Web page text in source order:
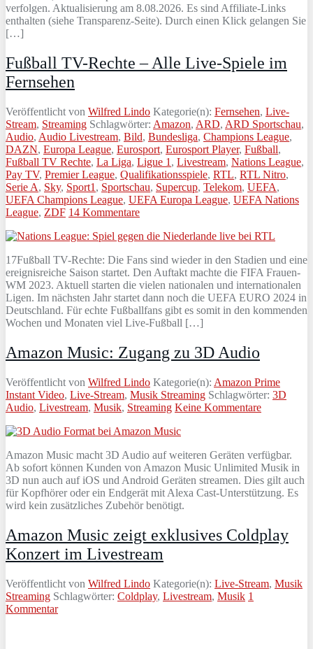
verfolgen. Aktualisierung am 8.08.2026. Es sind Affiliate-Links
enthalten (siehe Transparenz-Seite). Durch einen Klick gelangen Sie
[…]
Fußball TV-Rechte – Alle Live-Spiele im
Fernsehen
Veröffentlicht von Wilfred Lindo Kategorie(n): Fernsehen, Live-
Stream, Streaming Schlagwörter: Amazon, ARD, ARD Sportschau,
Audio, Audio Livestream, Bild, Bundesliga, Champions League,
DAZN, Europa League, Eurosport, Eurosport Player, Fußball,
Fußball TV Rechte, La Liga, Ligue 1 , Livestream, Nations League,
Pay TV, Premier League, Qualifikationsspiele, RTL, RTL Nitro,
Serie A, Sky, Sport1 , Sportschau, Supercup, Telekom, UEFA,
UEFA Champions League, UEFA Europa League, UEFA Nations
League, ZDF 14 Kommentare
17Fußball TV-Rechte: Die Fans sind wieder in den Stadien und eine
ereignisreiche Saison startet. Den Auftakt machte die FIFA Frauen-
WM 2023. Aktuell starten die vielen nationalen und internationalen
Ligen. Im nächsten Jahr startet dann noch die UEFA EURO 2024 in
Deutschland. Für echte Fußballfans gibt es somit in den kommenden
Wochen und Monaten viel Live-Fußball […]
Amazon Music: Zugang zu 3D Audio
Veröffentlicht von Wilfred Lindo Kategorie(n): Amazon Prime
Instant Video, Live-Stream, Musik Streaming Schlagwörter: 3D
Audio, Livestream, Musik, Streaming Keine Kommentare
Amazon Music macht 3D Audio auf weiteren Geräten verfügbar.
Ab sofort können Kunden von Amazon Music Unlimited Musik in
3D nun auch auf iOS und Android Geräten streamen. Dies gilt auch
für Kopfhörer oder ein Endgerät mit Alexa Cast-Unterstützung. Es
wird kein zusätzliches Zubehör benötigt.
Amazon Music zeigt exklusives Coldplay
Konzert im Livestream
Veröffentlicht von Wilfred Lindo Kategorie(n): Live-Stream, Musik
Streaming Schlagwörter: Coldplay, Livestream, Musik 1
Kommentar